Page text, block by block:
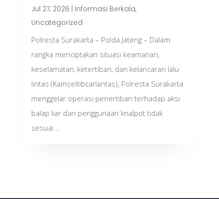
Jul 27, 2026 | Informasi Berkala,
Uncategorized
Polresta Surakarta – Polda Jateng – Dalam
rangka menciptakan situasi keamanan,
keselamatan, ketertiban, dan kelancaran lalu
lintas (Kamseltibcarlantas), Polresta Surakarta
menggelar operasi penertiban terhadap aksi
balap liar dan penggunaan knalpot tidak
sesuai...